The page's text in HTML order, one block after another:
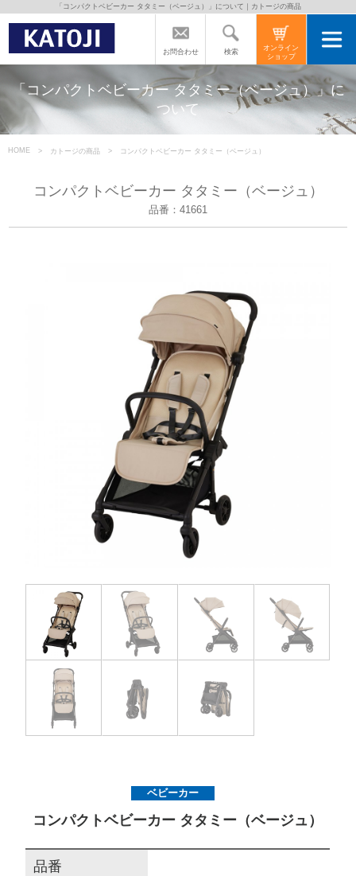
トップページ
カトージの商品
よくあるご質問
お問い合わせ
お知らせ
チャイルドシートユーザー登録
ママコラボ
KATOJI TV
このサイトについて
プライバシーポリシー
オフィシャルFacebook
オフィシャルInstagram
お問合わせ 検索
オンライン
ショップ
「コンパクトベビーカー タタミー（ベージュ）」について｜カトージの商品
「コンパクトベビーカー タタミー（ベージュ）」に
ついて
HOME カトージの商品 コンパクトベビーカー タタミー（ベージュ）
コンパクトベビーカー タタミー（ベージュ）
品番：41661
ベビーカー
コンパクトベビーカー タタミー（ベージュ）
品番